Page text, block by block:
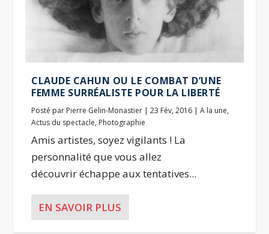
CLAUDE CAHUN OU LE COMBAT D’UNE
FEMME SURRÉALISTE POUR LA LIBERTÉ
Posté par Pierre Gelin-Monastier |23 Fév, 2016 |A la une,
Actus du spectacle, Photographie
Amis artistes, soyez vigilants ! La
personnalité que vous allez
découvrir échappe aux tentatives...
EN SAVOIR PLUS